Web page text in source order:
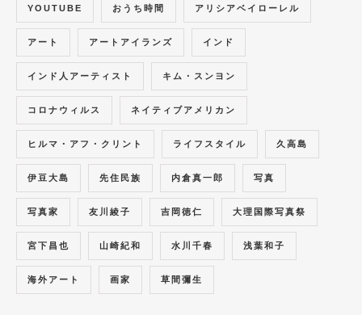
YOUTUBE おうち時間 アリシアベイローレル
アート アートアイランズ インド
インド人アーティスト キム・スンヨン
コロナウィルス ネイティブアメリカン
ヒルマ・アフ・クリント ライフスタイル 久高島
伊豆大島 先住民族 内倉真一郎 写真
写真家 友川綾子 吉岡徳仁 大理国際写真祭
宮下昌也 山崎紀和 水川千春 浅葉和子
海外アート 画家 草間彌生